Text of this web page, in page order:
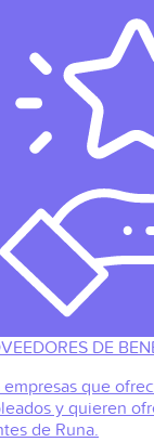
DE
empresas que
y quieren
de Runa.